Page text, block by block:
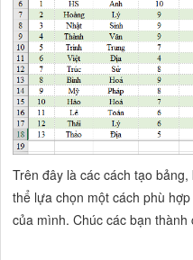
Trên đây là các cách tạo
thể lựa chọn một cách phù
của mình. Chúc các bạn thành